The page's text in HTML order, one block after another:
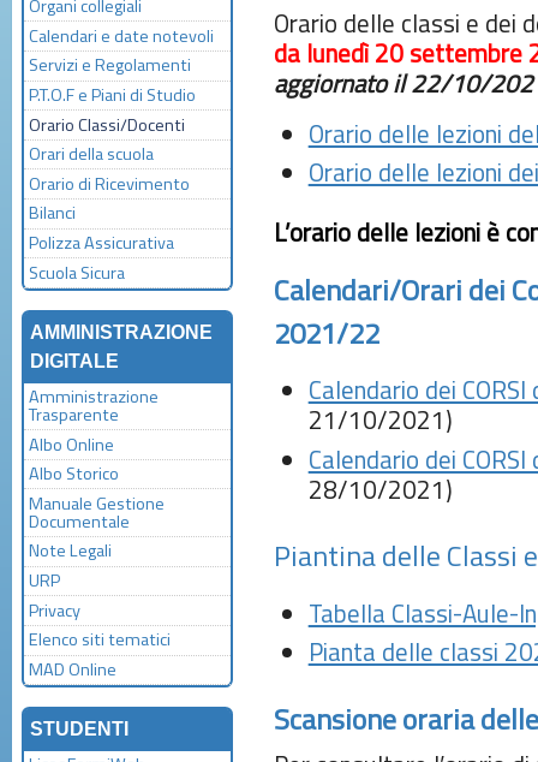
Organi collegiali
Calendari e date notevoli
Servizi e Regolamenti
P.T.O.F e Piani di Studio
Orario Classi/Docenti
Orari della scuola
Orario di Ricevimento
Bilanci
Polizza Assicurativa
Scuola Sicura
AMMINISTRAZIONE
DIGITALE
Amministrazione
Trasparente
Albo Online
Albo Storico
Manuale Gestione
Documentale
Note Legali
URP
Privacy
Elenco siti tematici
MAD Online
STUDENTI
Orario delle classi e dei
da lunedì 20 settembre
aggiornato il 22/10/
Orario delle lezioni
Orario delle lezioni
L’orario delle lezioni è
Calendari/Orari dei
2021/22
Calendario dei
21/10/2021)
Calendario dei
28/10/2021)
Piantina delle Classi
Tabella Classi-Aule-
Pianta delle classi
Scansione oraria